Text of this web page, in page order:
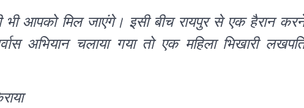
भी आपको मिल जाएंगे। इसी बीच रायपुर से एक हैरान
अभियान चलाया गया तो एक महिला भिखारी